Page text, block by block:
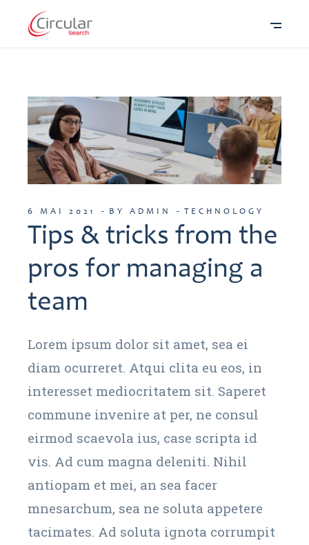
6 MAI 2021 BY ADMIN TECHNOLOGY
Tips & tricks from the
pros for managing a
team
Lorem ipsum dolor sit amet, sea ei
diam ocurreret. Atqui clita eu eos, in
interesset mediocritatem sit. Saperet
commune invenire at per, ne consul
eirmod scaevola ius, case scripta id
vis. Ad cum magna deleniti. Nihil
antiopam et mei, an sea facer
mnesarchum, sea ne soluta appetere
tacimates. Ad soluta ignota corrumpit